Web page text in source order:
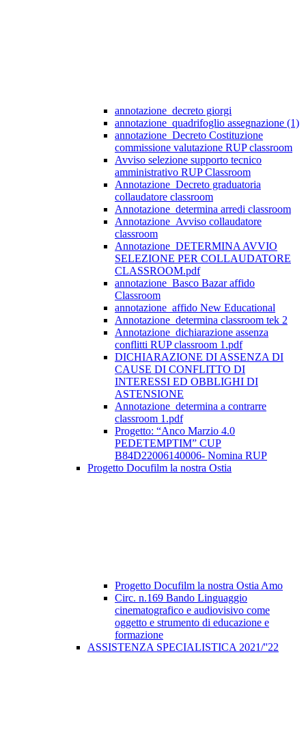
annotazione_decreto giorgi
annotazione_quadrifoglio assegnazione (1)
annotazione_Decreto Costituzione
commissione valutazione RUP classroom
Avviso selezione supporto tecnico
amministrativo RUP Classroom
Annotazione_Decreto graduatoria
collaudatore classroom
Annotazione_determina arredi classroom
Annotazione_Avviso collaudatore
classroom
Annotazione_DETERMINA AVVIO
SELEZIONE PER COLLAUDATORE
CLASSROOM.pdf
annotazione_Basco Bazar affido
Classroom
annotazione_affido New Educational
Annotazione_determina classroom tek 2
Annotazione_dichiarazione assenza
conflitti RUP classroom 1.pdf
DICHIARAZIONE DI ASSENZA DI
CAUSE DI CONFLITTO DI
INTERESSI ED OBBLIGHI DI
ASTENSIONE
Annotazione_determina a contrarre
classroom 1.pdf
Progetto: “Anco Marzio 4.0
PEDETEMPTIM” CUP
B84D22006140006- Nomina RUP
Progetto Docufilm la nostra Ostia
Progetto Docufilm la nostra Ostia Amo
Circ. n.169 Bando Linguaggio
cinematografico e audiovisivo come
oggetto e strumento di educazione e
formazione
ASSISTENZA SPECIALISTICA 2021/''22